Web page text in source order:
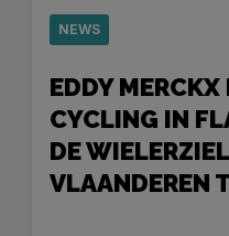
NEWS
EDDY MERCKX
CYCLING IN
DE
VLAANDEREN